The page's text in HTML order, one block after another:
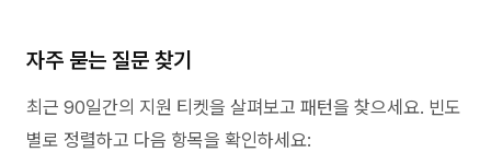
자주 묻는 질문 찾기
최근 90일간의 지원 티켓을 살펴보고 패턴을 찾으세요. 빈도
별로 정렬하고 다음 항목을 확인하세요: